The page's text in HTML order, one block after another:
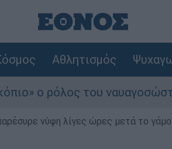
Αθλητισμός
ρόλος του ναυαγοσώστη
νύφη λίγες ώρες μετά το γάμο